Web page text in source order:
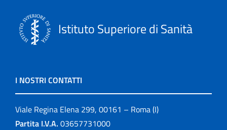
Istituto Superiore di Sanità
I NOSTRI CONTATTI
Viale Regina Elena 299, 00161 – Roma (I)
Partita I.V.A. 03657731000